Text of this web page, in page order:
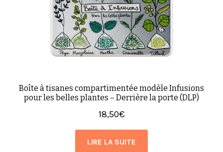
Boîte à tisanes compartimentée modèle Infusions
pour les belles plantes – Derrière la porte (DLP)
18,50€
LIRE LA SUITE